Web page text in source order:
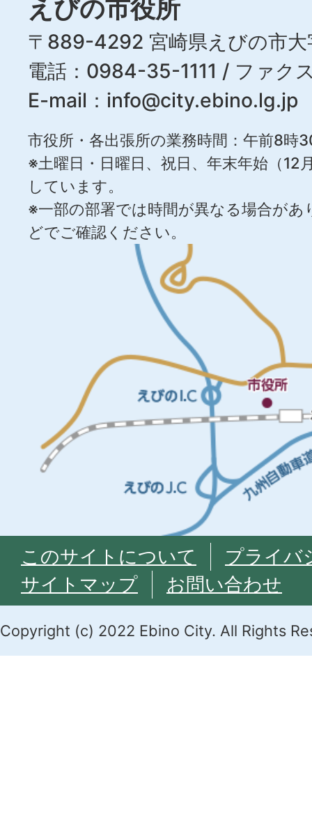
えびの市役所
〒889-4292 宮崎県えびの市大
電話：0984-35-1111 / ファ
E-mail： info@city.ebino.lg.jp
市役所・各出張所の業務時間：午前8時
※土曜日・日曜日、祝日、年末年始（12
しています。
※一部の部署では時間が異なる場合が
どでご確認ください。
このサイトについて
プライバ
サイトマップ
お問い合わせ
Copyright (c) 2022 Ebino City. All Rights